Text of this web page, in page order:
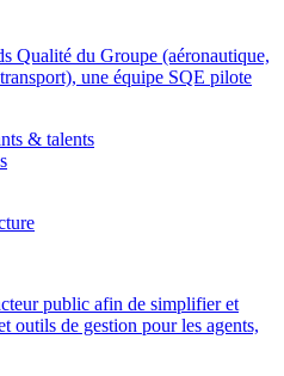
Qualité du Groupe (aéronautique,
une équipe SQE pilote
& talents
public afin de simplifier et
outils de gestion pour les agents,